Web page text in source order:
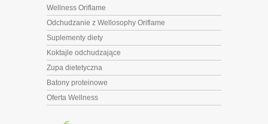
Wellness Oriflame
Odchudzanie z Wellosophy Oriflame
Suplementy diety
Koktajle odchudzające
Zupa dietetyczna
Batony proteinowe
Oferta Wellness